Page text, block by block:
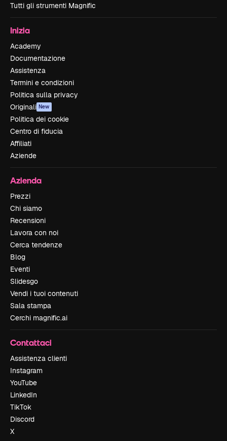
Tutti gli strumenti Magnific
Inizia
Academy
Documentazione
Assistenza
Termini e condizioni
Politica sulla privacy
Originali New
Politica dei cookie
Centro di fiducia
Affiliati
Aziende
Azienda
Prezzi
Chi siamo
Recensioni
Lavora con noi
Cerca tendenze
Blog
Eventi
Slidesgo
Vendi i tuoi contenuti
Sala stampa
Cerchi magnific.ai
Contattaci
Assistenza clienti
Instagram
YouTube
LinkedIn
TikTok
Discord
X